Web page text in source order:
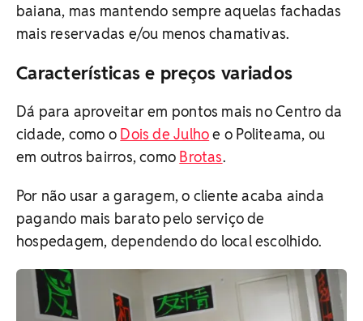
baiana, mas mantendo sempre aquelas fachadas
mais reservadas e/ou menos chamativas.
Características e preços variados
Dá para aproveitar em pontos mais no Centro da
cidade, como o Dois de Julhoe o Politeama, ou
em outros bairros, como Brotas.
Por não usar a garagem, o cliente acaba ainda
pagando mais barato pelo serviço de
hospedagem, dependendo do local escolhido.